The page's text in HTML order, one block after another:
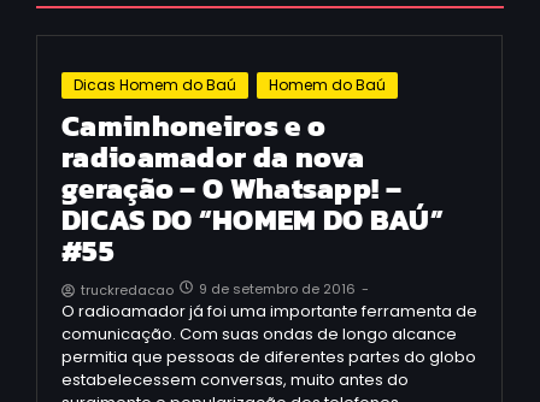
Dicas Homem do Baú Homem do Baú
Caminhoneiros e o
radioamador da nova
geração – O Whatsapp! –
DICAS DO “HOMEM DO BAÚ”
#55
truckredacao 9 de setembro de 2016 -
O radioamador já foi uma importante ferramenta de
comunicação. Com suas ondas de longo alcance
permitia que pessoas de diferentes partes do globo
estabelecessem conversas, muito antes do